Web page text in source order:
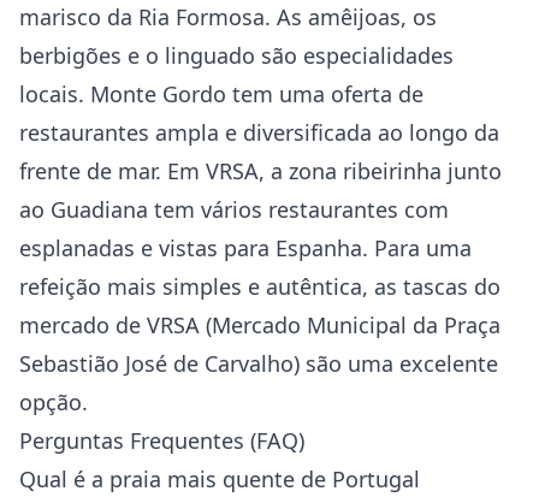
marisco da Ria Formosa. As amêijoas, os
berbigões e o linguado são especialidades
locais. Monte Gordo tem uma oferta de
restaurantes ampla e diversificada ao longo da
frente de mar. Em VRSA, a zona ribeirinha junto
ao Guadiana tem vários restaurantes com
esplanadas e vistas para Espanha. Para uma
refeição mais simples e autêntica, as tascas do
mercado de VRSA (Mercado Municipal da Praça
Sebastião José de Carvalho) são uma excelente
opção.
Perguntas Frequentes (FAQ)
Qual é a praia mais quente de Portugal